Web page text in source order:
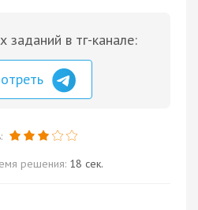
заданий в тг-канале:
решения: 18 сек.